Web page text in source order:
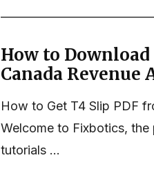
How to
Canada Revenue
How to Get T4 Slip PDF
Welcome to Fixbotics,
tutorials ...